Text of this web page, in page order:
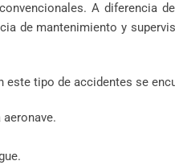
A diferencia
de mantenimiento y
tipo de accidentes se